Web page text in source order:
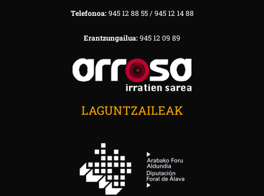
Telefonoa:945 12 88 55 / 945 12 14 88
Erantzungailua:945 12 09 89
LAGUNTZAILEAK